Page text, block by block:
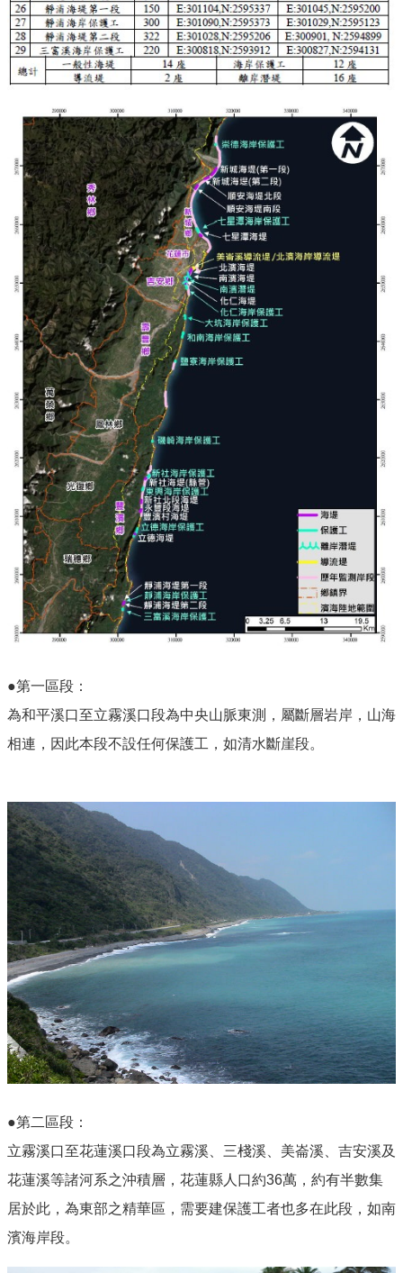
●第一區段：
為和平溪口至立霧溪口段為中央山脈東測，屬斷層岩岸，山海
相連，因此本段不設任何保護工，如清水斷崖段。
●第二區段：
立霧溪口至花蓮溪口段為立霧溪、三棧溪、美崙溪、吉安溪及
花蓮溪等諸河系之沖積層，花蓮縣人口約36萬，約有半數集
居於此，為東部之精華區，需要建保護工者也多在此段，如南
濱海岸段。